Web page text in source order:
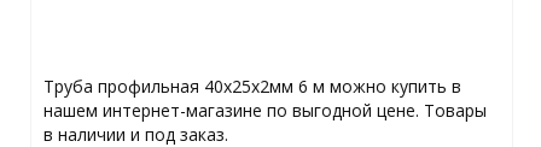
Труба профильная 40х25х2мм 6 м можно купить в
нашем интернет-магазине по выгодной цене. Товары
в наличии и под заказ.